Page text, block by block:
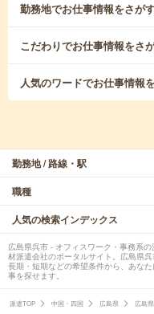
勤務地でお仕事情報をさが
こだわりでお仕事情報をさ
人気のワードでお仕事情報
勤務地 / 路線・駅
職種
人気の検索インデックス
広島県呉市 - オフィスワーク・事務系
材派遣会社のポータルサイト。広島県
長期・短期などの希望条件から、あな
事を探せます。
派遣TOP 中国・四国 広島県 広島